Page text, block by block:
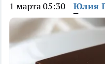
1 марта 05:30 Юлия